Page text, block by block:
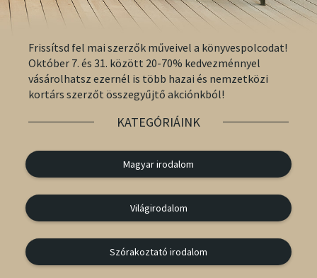
Szótár, nyelvkönyv
Társadalomtudomány
Természettudomány
Vallás
Frissítsd fel mai szerzők műveivel a könyvespolcodat!
Október 7. és 31. között 20-70% kedvezménnyel
vásárolhatsz ezernél is több hazai és nemzetközi
kortárs szerzőt összegyűjtő akciónkból!
KATEGÓRIÁINK
Magyar irodalom
Világirodalom
Szórakoztató irodalom